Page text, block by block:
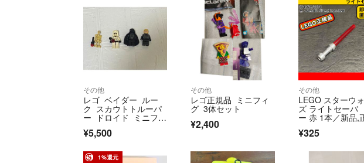
その他
レゴ ベイダー ルー
ク スカウトトルーパ
ー ドロイド ミニフィ
¥5,500
その他
レゴ正規品 ミニフィ
グ 3体セット
¥2,400
その他
LEGO スターウ
ズ ライトセーバ
ー 赤 1本／新品,
¥325
1%還元